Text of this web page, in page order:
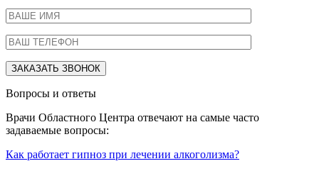
Вопросы и ответы
Врачи Областного Центра отвечают на самые часто
задаваемые вопросы:
Как работает гипноз при лечении алкоголизма?